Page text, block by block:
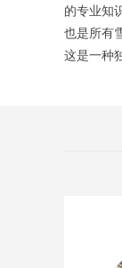
的专业知
也是所有
这是一种